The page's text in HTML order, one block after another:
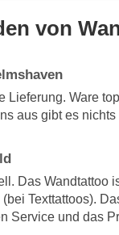
von
Lieferung. Ware
aus gibt es
Das Wandtattoo
Texttattoos).
Service und das